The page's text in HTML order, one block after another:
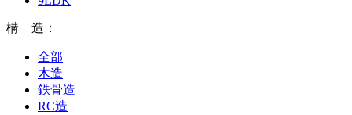
構 造：
全部
木造
鉄骨造
RC造